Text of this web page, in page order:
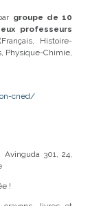
groupe de 10
professeurs
Histoire-
Physique-Chimie,
cned/
301, 24,
!